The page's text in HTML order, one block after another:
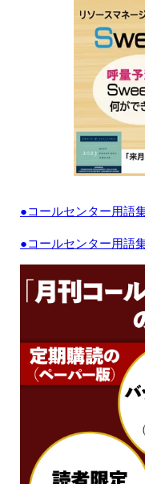
●コールセンター用語
●コールセンター用語